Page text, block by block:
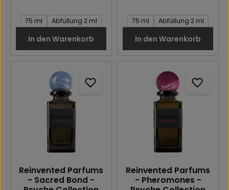
Inhalt des Artikel:
75 ml Abfüllung 2 ml
In den Warenkorb
Inhalt des Artikel:
75 ml Abfüllung 2 ml
In den Warenkorb
Reinvented Parfums
- Sacred Bond -
Reinvented Parfums
- Pheromones -